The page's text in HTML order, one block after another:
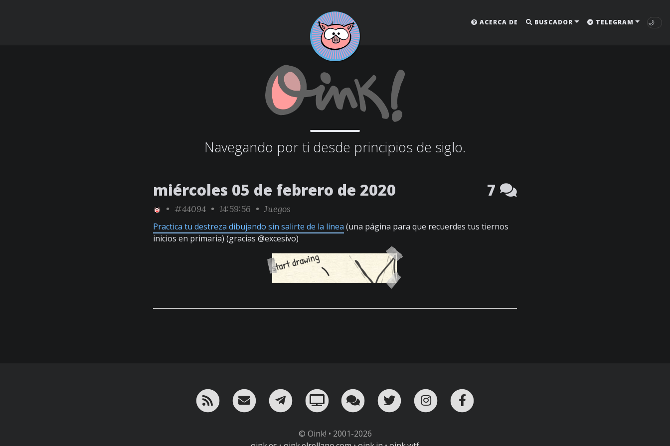
ACERCA DE BUSCADOR TELEGRAM 🌙
Navegando por ti desde principios de siglo.
miércoles 05 de febrero de 2020 7
• #44094 • 14:59:56 • Juegos
Practica tu destreza dibujando sin salirte de la línea (una página para que recuerdes tus tiernos
inicios en primaria) (gracias @excesivo)
RSS ¡Mándame un email!
¡Nuestro canal en Telegram!
Oink! TV Charla con nosotros en Telegram
Twitter Instagram
© Oink! • 2001-2026